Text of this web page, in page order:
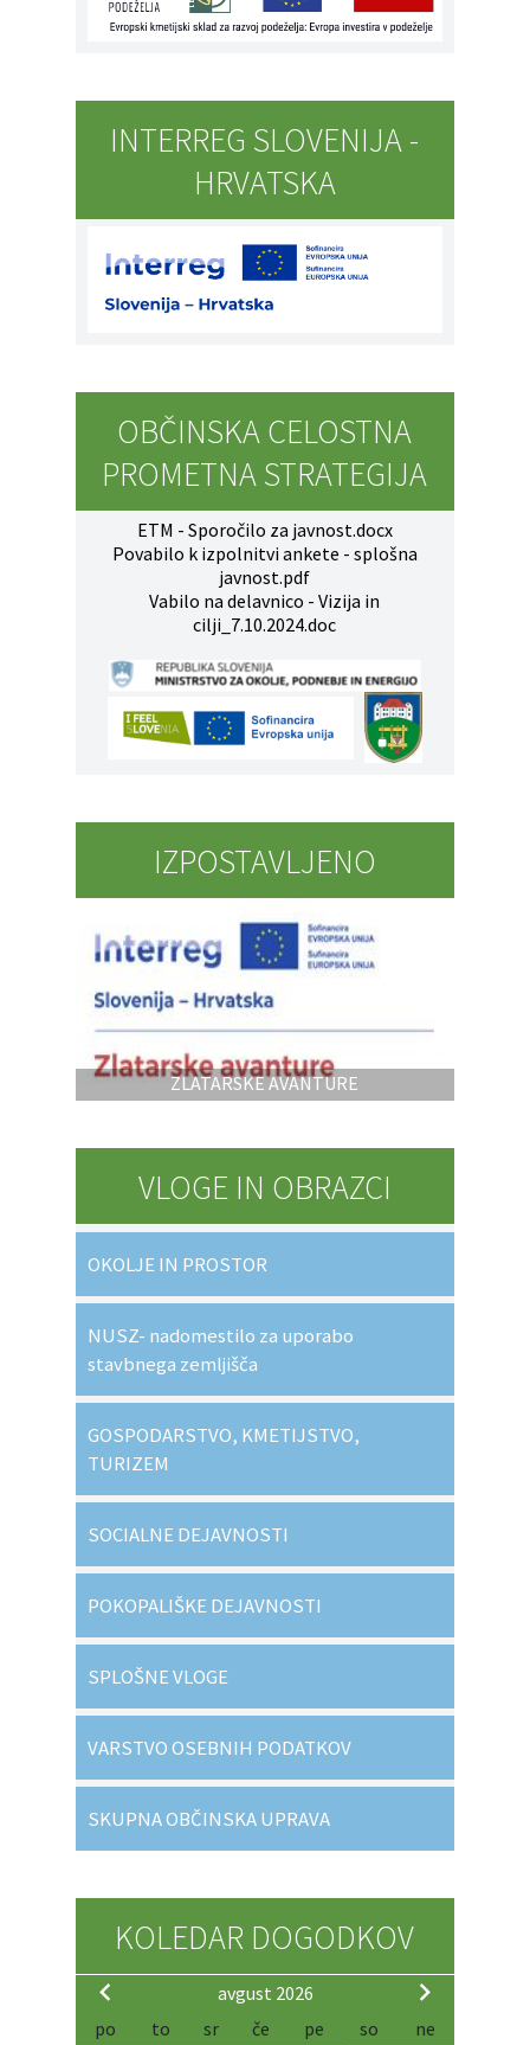
INTERREG SLOVENIJA -
HRVATSKA
OBČINSKA CELOSTNA
PROMETNA STRATEGIJA
ETM - Sporočilo za javnost.docx
Povabilo k izpolnitvi ankete - splošna
javnost.pdf
Vabilo na delavnico - Vizija in
cilji_7.10.2024.doc
IZPOSTAVLJENO
ZLATARSKE AVANTURE
VLOGE IN OBRAZCI
OKOLJE IN PROSTOR
NUSZ- nadomestilo za uporabo
stavbnega zemljišča
GOSPODARSTVO, KMETIJSTVO,
TURIZEM
SOCIALNE DEJAVNOSTI
POKOPALIŠKE DEJAVNOSTI
SPLOŠNE VLOGE
VARSTVO OSEBNIH PODATKOV
SKUPNA OBČINSKA UPRAVA
KOLEDAR DOGODKOV
avgust 2026
po
to sr če pe so ne